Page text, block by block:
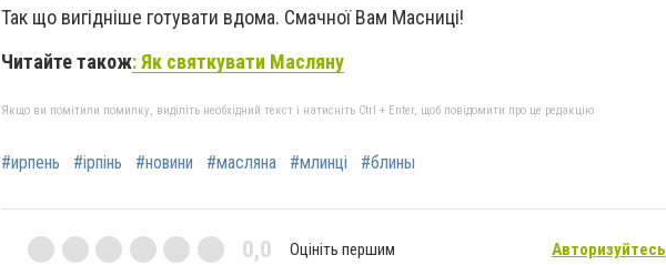
Так що вигідніше готувати вдома. Смачної Вам Масниці!
Читайте також: Як святкувати Масляну
Якщо ви помітили помилку, виділіть необхідний текст і натисніть Ctrl + Enter, щоб повідомити про це редакцію
#ирпень #ірпінь #новини #масляна #млинцi #блины
0,0 Оцініть першим Авторизуйтесь